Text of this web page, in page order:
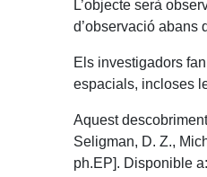
L’objecte serà
d’observació abans
Els investigadors
espacials, incloses
Aquest
Seligman, D. Z.,
ph.EP]. Disponible a: